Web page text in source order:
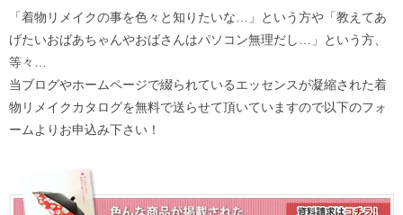
「着物リメイクの事を色々と知りたいな…」という方や「教えてあ
げたいおばあちゃんやおばさんはパソコン無理だし…」という方、
等々…
当ブログやホームページで綴られているエッセンスが凝縮された着
物リメイクカタログを無料で送らせて頂いていますので以下のフォ
ームよりお申込み下さい！